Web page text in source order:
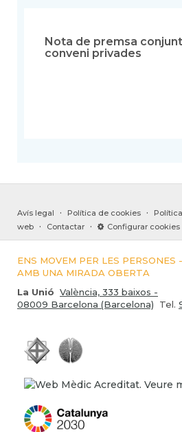
Nota de premsa
conveni privades
Avís legal · Política de cookies ·
web
· Contactar · Configurar cookies
ENS MOVEM PER LES PERSONES
AMB UNA MIRADA OBERTA
La Unió València, 333 baixos -
08009 Barcelona (Barcelona) Tel.